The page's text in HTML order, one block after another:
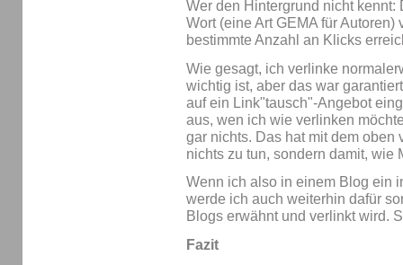
Wer den Hintergrund nicht
Wort (eine Art GEMA für
bestimmte Anzahl an Klicks
Wie gesagt, ich verlinke
wichtig ist, aber das war
auf ein Link"tausch"-Angebot
aus, wen ich wie verlinken
gar nichts. Das hat mit dem
nichts zu tun, sondern damit, wie
Wenn ich also in einem Blog ein
werde ich auch weiterhin dafür
Blogs erwähnt und verlinkt wird.
Fazit